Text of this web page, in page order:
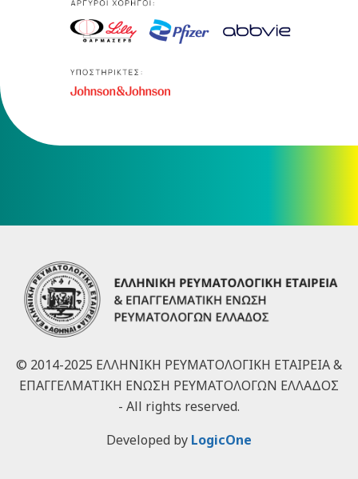
© 2014-2025 ΕΛΛΗΝΙΚΗ ΡΕΥΜΑΤΟΛΟΓΙΚΗ ΕΤΑΙΡΕΙΑ &
ΕΠΑΓΓΕΛΜΑΤΙΚΗ ΕΝΩΣΗ ΡΕΥΜΑΤΟΛΟΓΩΝ ΕΛΛΑΔΟΣ
- All rights reserved.
Developed by LogicOne